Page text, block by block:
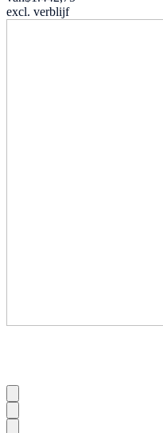
excl. verblijf